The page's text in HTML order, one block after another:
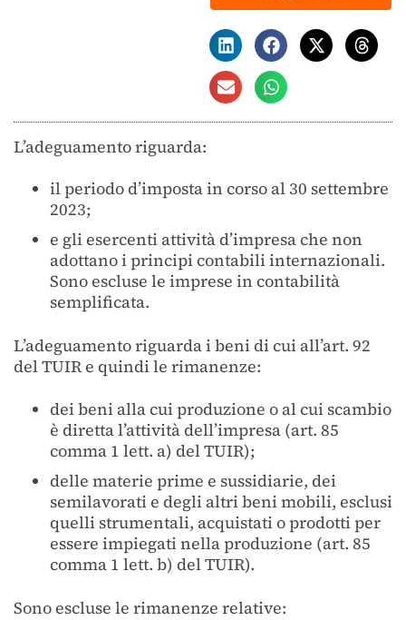
L’adeguamento riguarda:
il periodo d’imposta in corso al 30 settembre
2023;
e gli esercenti attività d’impresa che non
adottano i principi contabili internazionali.
Sono escluse le imprese in contabilità
semplificata.
L’adeguamento riguarda i beni di cui all’art. 92
del TUIR e quindi le rimanenze:
dei beni alla cui produzione o al cui scambio
è diretta l’attività dell’impresa (art. 85
comma 1 lett. a) del TUIR);
delle materie prime e sussidiarie, dei
semilavorati e degli altri beni mobili, esclusi
quelli strumentali, acquistati o prodotti per
essere impiegati nella produzione (art. 85
comma 1 lett. b) del TUIR).
Sono escluse le rimanenze relative: